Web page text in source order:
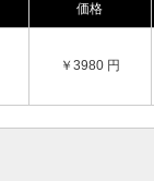
価格
￥3980 円